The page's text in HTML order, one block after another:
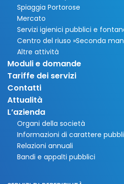
Spiaggia Portorose
Mercato
Servizi igienici pubblici e
Centro del riuso »Seconda
Altre attività
Moduli e domande
Tariffe dei servizi
Contatti
Attualità
L’azienda
Organi della società
Informazioni di carattere
Relazioni annuali
Bandi e appalti pubblici